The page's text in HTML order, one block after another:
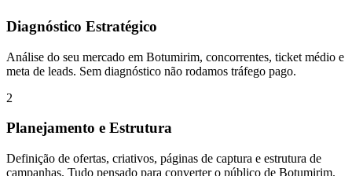
Diagnóstico Estratégico
Análise do seu mercado em Botumirim, concorrentes, ticket médio e
meta de leads. Sem diagnóstico não rodamos tráfego pago.
2
Planejamento e Estrutura
Definição de ofertas, criativos, páginas de captura e estrutura de
campanhas. Tudo pensado para converter o público de Botumirim.